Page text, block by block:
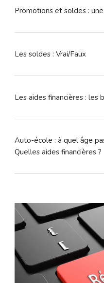
Promotions et soldes :
Les soldes : Vrai/Faux
Les aides financières : les
Auto-école : à quel âge
Quelles aides financières ?